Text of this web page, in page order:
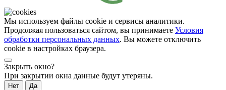
Мы используем файлы cookie и сервисы аналитики.
Продолжая пользоваться сайтом, вы принимаете Условия
обработки персональных данных. Вы можете отключить
cookie в настройках браузера.
Закрыть окно?
При закрытии окна данные будут утеряны.
Нет Да